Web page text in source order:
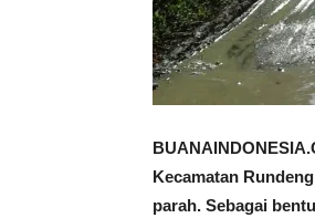
Kecamatan
parah. Sebagai